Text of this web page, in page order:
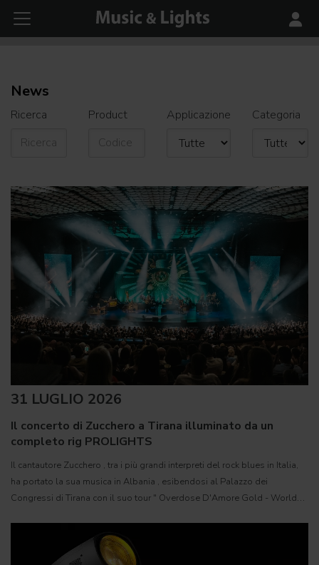
News
Ricerca Product Applicazione Categoria
31 LUGLIO 2026
Il concerto di Zucchero a Tirana illuminato da un
completo rig PROLIGHTS
Il cantautore Zucchero , tra i più grandi interpreti del rock blues in Italia,
ha portato la sua musica in Albania , esibendosi al Palazzo dei
Congressi di Tirana con il suo tour " Overdose D'Amore Gold - World